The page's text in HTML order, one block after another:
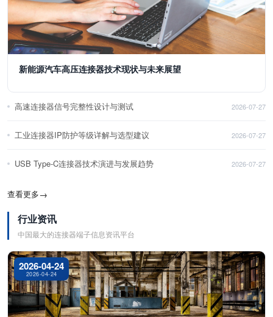
新能源汽车高压连接器技术现状与未来展望
高速连接器信号完整性设计与测试 2026-07-27
工业连接器IP防护等级详解与选型建议 2026-07-27
USB Type-C连接器技术演进与发展趋势 2026-07-27
查看更多→
行业资讯
中国最大的连接器端子信息资讯平台
2026-04-24
2026-04-24